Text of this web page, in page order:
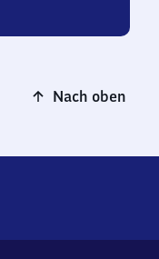
Nach oben